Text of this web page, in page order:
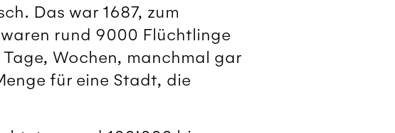
Das war 1687, zum
rund 9000 Flüchtlinge
Wochen, manchmal gar
für eine Stadt, die